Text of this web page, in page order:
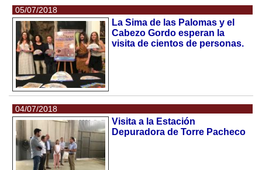
05/07/2018
La Sima de las Palomas y el
Cabezo Gordo esperan la
visita de cientos de personas.
04/07/2018
Visita a la Estación
Depuradora de Torre Pacheco